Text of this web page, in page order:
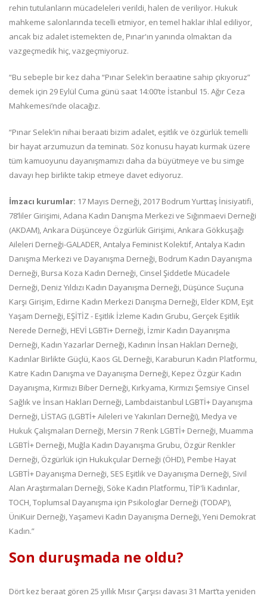
rehin tutulanların mücadeleleri verildi, halen de veriliyor. Hukuk
mahkeme salonlarında tecelli etmiyor, en temel haklar ihlal ediliyor,
ancak biz adalet istemekten de, Pınar'ın yanında olmaktan da
vazgeçmedik hiç, vazgeçmiyoruz.
“Bu sebeple bir kez daha “Pınar Selek’in beraatine sahip çıkıyoruz”
demek için 29 Eylül Cuma günü saat 14:00’te İstanbul 15. Ağır Ceza
Mahkemesi’nde olacağız.
“Pınar Selek’in nihai beraati bizim adalet, eşitlik ve özgürlük temelli
bir hayat arzumuzun da teminatı. Söz konusu hayatı kurmak üzere
tüm kamuoyunu dayanışmamızı daha da büyütmeye ve bu simge
davayı hep birlikte takip etmeye davet ediyoruz.
İmzacı kurumlar: 17 Mayıs Derneği, 2017 Bodrum Yurttaş İnisiyatifi,
78’liler Girişimi, Adana Kadın Danışma Merkezi ve Sığınmaevi Derneği
(AKDAM), Ankara Düşünceye Özgürlük Girişimi, Ankara Gökkuşağı
Aileleri Derneği-GALADER, Antalya Feminist Kolektif, Antalya Kadın
Danışma Merkezi ve Dayanışma Derneği, Bodrum Kadın Dayanışma
Derneği, Bursa Koza Kadın Derneği, Cinsel Şiddetle Mücadele
Derneği, Deniz Yıldızı Kadın Dayanışma Derneği, Düşünce Suçuna
Karşı Girişim, Edirne Kadın Merkezi Danışma Derneği, Elder KDM, Eşit
Yaşam Derneği, EŞİTİZ - Eşitlik İzleme Kadın Grubu, Gerçek Eşitlik
Nerede Derneği, HEVİ LGBTi+ Derneği, İzmir Kadın Dayanışma
Derneği, Kadın Yazarlar Derneği, Kadının İnsan Hakları Derneği,
Kadınlar Birlikte Güçlü, Kaos GL Derneği, Karaburun Kadın Platformu,
Katre Kadın Danışma ve Dayanışma Derneği, Kepez Özgür Kadın
Dayanışma, Kırmızı Biber Derneği, Kırkyama, Kırmızı Şemsiye Cinsel
Sağlık ve İnsan Hakları Derneği, Lambdaistanbul LGBTİ+ Dayanışma
Derneği, LİSTAG (LGBTİ+ Aileleri ve Yakınları Derneği), Medya ve
Hukuk Çalışmaları Derneği, Mersin 7 Renk LGBTİ+ Derneği, Muamma
LGBTİ+ Derneği, Muğla Kadın Dayanışma Grubu, Özgür Renkler
Derneği, Özgürlük için Hukukçular Derneği (ÖHD), Pembe Hayat
LGBTİ+ Dayanışma Derneği, SES Eşitlik ve Dayanışma Derneği, Sivil
Alan Araştırmaları Derneği, Söke Kadın Platformu, TİP'li Kadınlar,
TOCH, Toplumsal Dayanışma için Psikologlar Derneği (TODAP),
ÜniKuir Derneği, Yaşamevi Kadın Dayanışma Derneği, Yeni Demokrat
Kadın.”
Son duruşmada ne oldu?
Dört kez beraat gören 25 yıllık Mısır Çarşısı davası 31 Mart’ta yeniden